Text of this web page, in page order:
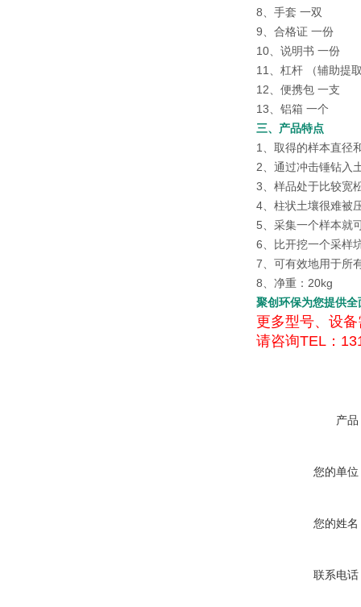
8、手套 一双
9、合格证 一份
10、说明书 一份
11、杠杆 （辅助提
12、便携包 一支
13、铝箱 一个
三、产品特点
1、取得的样本直径
2、通过冲击锤钻入
3、样品处于比较宽
4、柱状土壤很难被
5、采集一个样本就
6、比开挖一个采样
7、可有效地用于所
8、净重：20kg
聚创环保为您提供
更多型号、设
请咨询TEL：
产品
您的单位
您的姓名
联系电话